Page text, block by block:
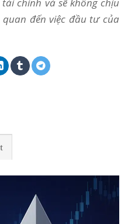
đến việc đầu tư của